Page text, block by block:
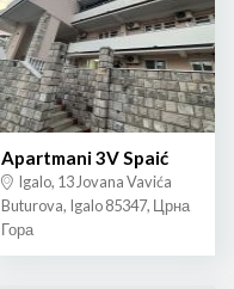
Apartmani 3V Spaić
Igalo, 13 Jovana Vavića
Buturova, Igalo 85347, Црна
Гора